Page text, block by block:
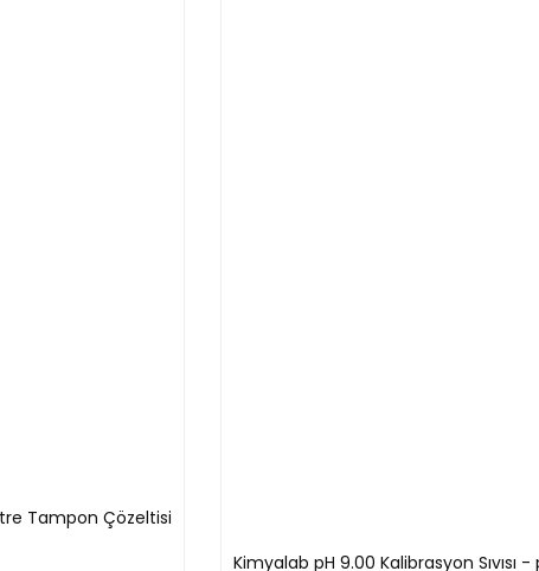
Tampon Çözeltisi
Kimyalab pH 9.00 Kalibrasyon